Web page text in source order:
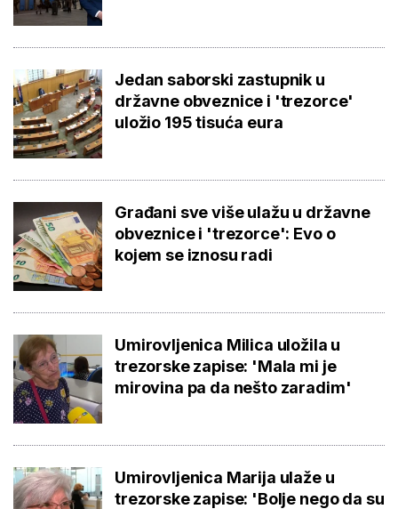
Jedan saborski zastupnik u
državne obveznice i 'trezorce'
uložio 195 tisuća eura
Građani sve više ulažu u državne
obveznice i 'trezorce': Evo o
kojem se iznosu radi
Umirovljenica Milica uložila u
trezorske zapise: 'Mala mi je
mirovina pa da nešto zaradim'
Umirovljenica Marija ulaže u
trezorske zapise: 'Bolje nego da su